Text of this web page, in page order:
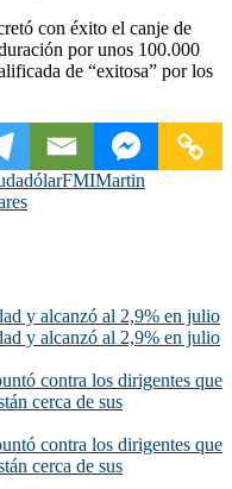
con éxito el canje de
por unos 100.000
de “exitosa” por los
dólarFMIMartin
y alcanzó al 2,9% en julio
y alcanzó al 2,9% en julio
contra los dirigentes que
cerca de sus
contra los dirigentes que
cerca de sus